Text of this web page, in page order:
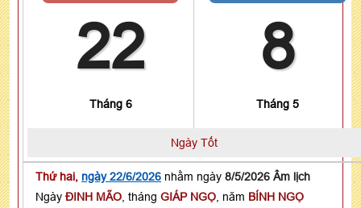
22
Tháng 6
8
Tháng 5
Ngày Tốt
Thứ hai, ngày 22/6/2026 nhằm ngày 8/5/2026 Âm lịch
Ngày ĐINH MÃO , tháng GIÁP NGỌ , năm BÍNH NGỌ